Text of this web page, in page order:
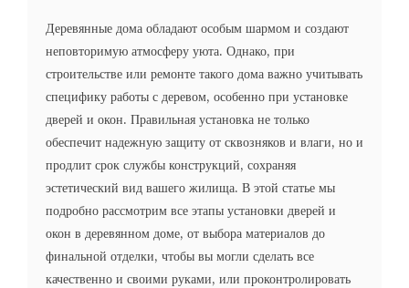
Деревянные дома обладают особым шармом и создают
неповторимую атмосферу уюта. Однако, при
строительстве или ремонте такого дома важно учитывать
специфику работы с деревом, особенно при установке
дверей и окон. Правильная установка не только
обеспечит надежную защиту от сквозняков и влаги, но и
продлит срок службы конструкций, сохраняя
эстетический вид вашего жилища. В этой статье мы
подробно рассмотрим все этапы установки дверей и
окон в деревянном доме, от выбора материалов до
финальной отделки, чтобы вы могли сделать все
качественно и своими руками, или проконтролировать